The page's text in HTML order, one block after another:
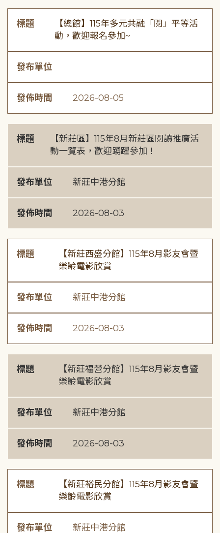
標題
【總館】115年多元共融「閱」平等活
動，歡迎報名參加~
發布單位
發佈時間 2026-08-05
標題
【新莊區】115年8月新莊區閱讀推廣活
動一覽表，歡迎踴躍參加！
發布單位 新莊中港分館
發佈時間 2026-08-03
標題
【新莊西盛分館】115年8月影友會暨
樂齡電影欣賞
發布單位 新莊中港分館
發佈時間 2026-08-03
標題
【新莊福營分館】115年8月影友會暨
樂齡電影欣賞
發布單位 新莊中港分館
發佈時間 2026-08-03
標題
【新莊裕民分館】115年8月影友會暨
樂齡電影欣賞
發布單位 新莊中港分館